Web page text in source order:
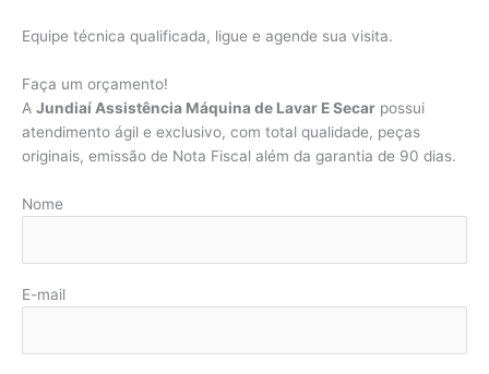
Equipe técnica qualificada, ligue e agende sua visita.
Faça um orçamento!
A Jundiaí Assistência Máquina de Lavar E Secar possui
atendimento ágil e exclusivo, com total qualidade, peças
originais, emissão de Nota Fiscal além da garantia de 90 dias.
Nome
E-mail